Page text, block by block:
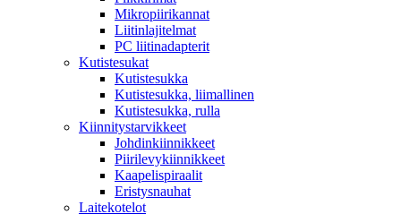
Mikropiirikannat
Liitinlajitelmat
PC liitinadapterit
Kutistesukat
Kutistesukka
Kutistesukka, liimallinen
Kutistesukka, rulla
Kiinnitystarvikkeet
Johdinkiinnikkeet
Piirilevykiinnikkeet
Kaapelispiraalit
Eristysnauhat
Laitekotelot